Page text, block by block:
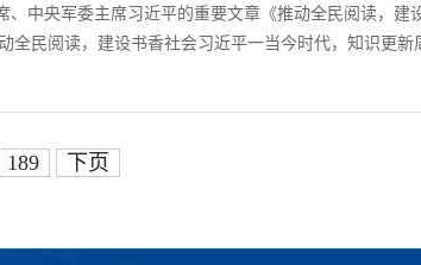
中央军委主席习近平的重要文章《推动全民阅读，建
全民阅读，建设书香社会习近平一当今时代，知识更新
189 下页